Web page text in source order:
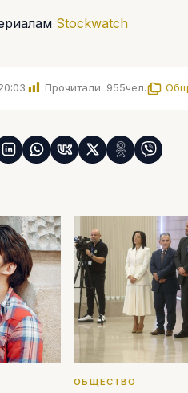
Stockwatch
Прочитали: 955чел.
ОБЩЕСТВО